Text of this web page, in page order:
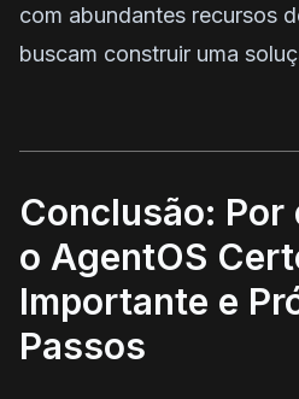
com abundantes recursos
buscam construir uma
Conclusão: Por
o AgentOS
Importante e
Passos